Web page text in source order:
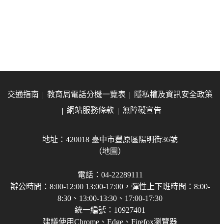
交通指南 教育局電話分機一覽表
隱私權及資訊安全政策
網站服務條款
無障礙宣告
地址：420018 臺中市豐原區陽明街36號
（地圖）
電話：04-22289111
辦公時間：8:00-12:00 13:00-17:00，彈性上下班時間：8:00-
8:30、13:00-13:30、17:00-17:30
統一編號：10927401
建議使用Chrome、Edge、Firefox瀏覽器